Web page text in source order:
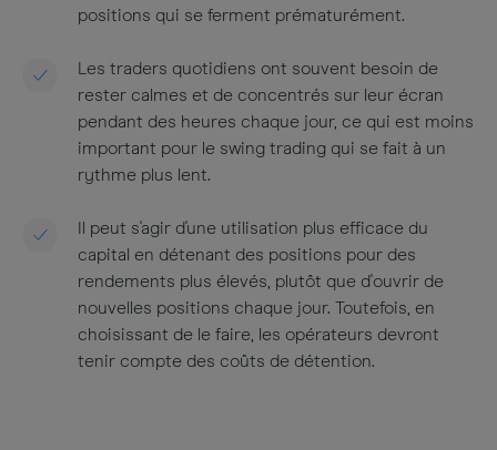
positions qui se ferment prématurément.
Les traders quotidiens ont souvent besoin de
rester calmes et de concentrés sur leur écran
pendant des heures chaque jour, ce qui est moins
important pour le swing trading qui se fait à un
rythme plus lent.
Il peut s'agir d'une utilisation plus efficace du
capital en détenant des positions pour des
rendements plus élevés, plutôt que d'ouvrir de
nouvelles positions chaque jour. Toutefois, en
choisissant de le faire, les opérateurs devront
tenir compte des coûts de détention.